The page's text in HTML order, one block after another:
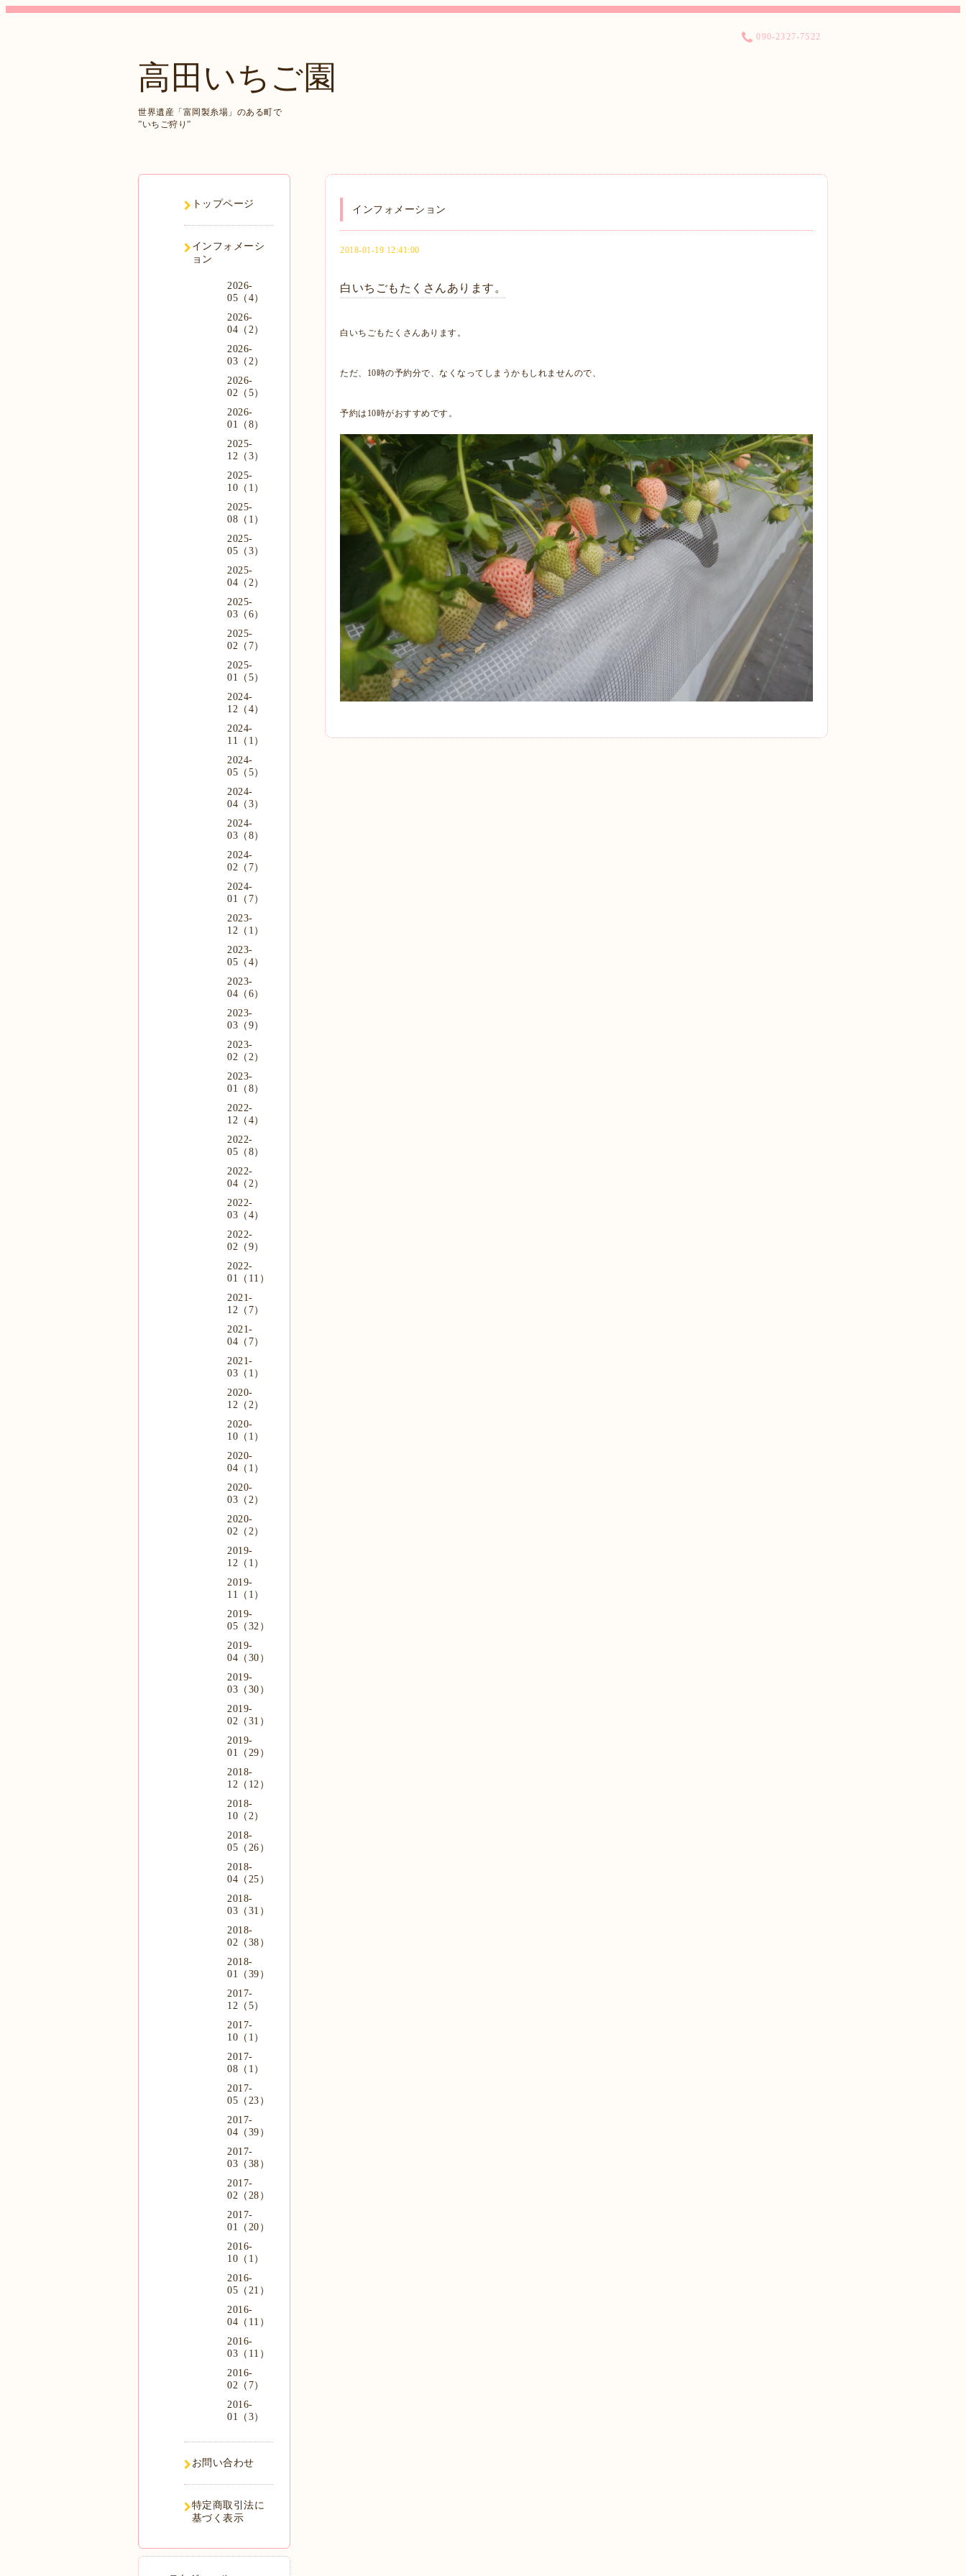
高田いちご園
世界遺産「富岡製糸場」のある町で
”いちご狩り”
090-2327-7522
インフォメーション
2018-01-19 12:41:00
白いちごもたくさんあります。
白いちごもたくさんあります。
ただ、10時の予約分で、なくなってしまうかもしれませんので、
予約は10時がおすすめです。
トップページ
インフォメーシ
ョン
2026-
05（4）
2026-
04（2）
2026-
03（2）
2026-
02（5）
2026-
01（8）
2025-
12（3）
2025-
10（1）
2025-
08（1）
2025-
05（3）
2025-
04（2）
2025-
03（6）
2025-
02（7）
2025-
01（5）
2024-
12（4）
2024-
11（1）
2024-
05（5）
2024-
04（3）
2024-
03（8）
2024-
02（7）
2024-
01（7）
2023-
12（1）
2023-
05（4）
2023-
04（6）
2023-
03（9）
2023-
02（2）
2023-
01（8）
2022-
12（4）
2022-
05（8）
2022-
04（2）
2022-
03（4）
2022-
02（9）
2022-
01（11）
2021-
12（7）
2021-
04（7）
2021-
03（1）
2020-
12（2）
2020-
10（1）
2020-
04（1）
2020-
03（2）
2020-
02（2）
2019-
12（1）
2019-
11（1）
2019-
05（32）
2019-
04（30）
2019-
03（30）
2019-
02（31）
2019-
01（29）
2018-
12（12）
2018-
10（2）
2018-
05（26）
2018-
04（25）
2018-
03（31）
2018-
02（38）
2018-
01（39）
2017-
12（5）
2017-
10（1）
2017-
08（1）
2017-
05（23）
2017-
04（39）
2017-
03（38）
2017-
02（28）
2017-
01（20）
2016-
10（1）
2016-
05（21）
2016-
04（11）
2016-
03（11）
2016-
02（7）
2016-
01（3）
お問い合わせ
特定商取引法に
基づく表示